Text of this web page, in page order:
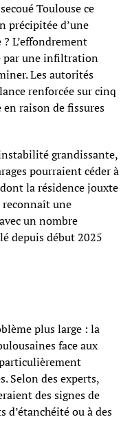
Toulouse ce
précipitée d’une
L’effondrement
par une infiltration
Les autorités
renforcée sur cinq
raison de fissures
grandissante,
pourraient céder à
la résidence jouxte
une
un nombre
depuis début 2025
plus large : la
face aux
Selon des experts,
des signes de
d’étanchéité ou à des